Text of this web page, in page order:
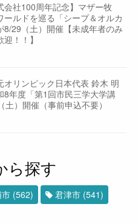
会社100周年記念】マザー牧
ールドを巡る「シープ＆オルカ
8/29（土）開催【未成年者のみ
！！】
オリンピック日本代表 鈴木 明
8年度「第1回市民三学大学講
土）開催（事前申込不要）
ら探す
(562) 君津市 (541)